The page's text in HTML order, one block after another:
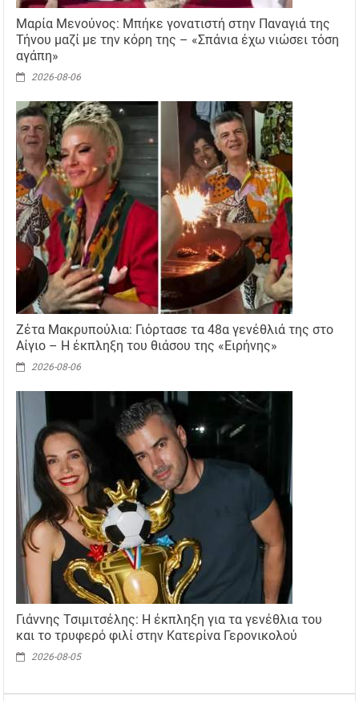
Μαρία Μενούνος: Μπήκε γονατιστή στην Παναγιά της
Τήνου μαζί με την κόρη της – «Σπάνια έχω νιώσει τόση
αγάπη»
2026-08-06
Ζέτα Μακρυπούλια: Γιόρτασε τα 48α γενέθλιά της στο
Αίγιο – Η έκπληξη του θιάσου της «Ειρήνης»
2026-08-06
Γιάννης Τσιμιτσέλης: Η έκπληξη για τα γενέθλια του
και το τρυφερό φιλί στην Κατερίνα Γερονικολού
2026-08-05